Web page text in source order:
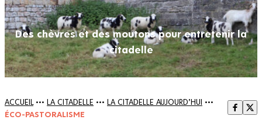
Des chèvres et des moutons pour entretenir la
citadelle
ACCUEIL ••• LA CITADELLE ••• LA CITADELLE AUJOURD’HUI •••
ÉCO-PASTORALISME